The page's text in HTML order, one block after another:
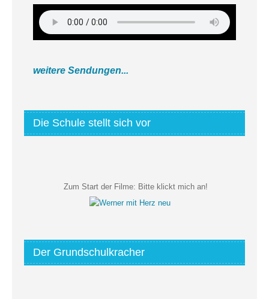
weitere Sendungen...
Die Schule stellt sich vor
Zum Start der Filme: Bitte klickt mich an!
Der Grundschulkracher